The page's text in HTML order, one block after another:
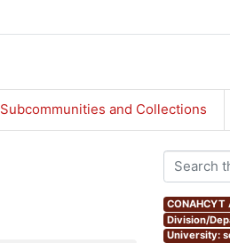
Subcommunities and Collections
CONAHCYT
Division/
University: